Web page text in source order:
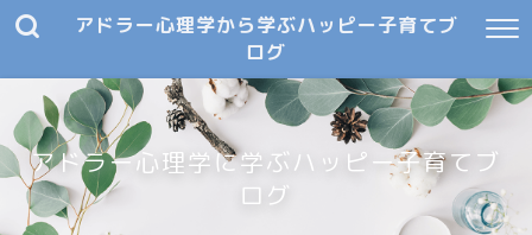
アドラー心理学から学ぶハッピー子育てブ
ログ
アドラー心理学に学ぶハッピー子育てブ
ログ